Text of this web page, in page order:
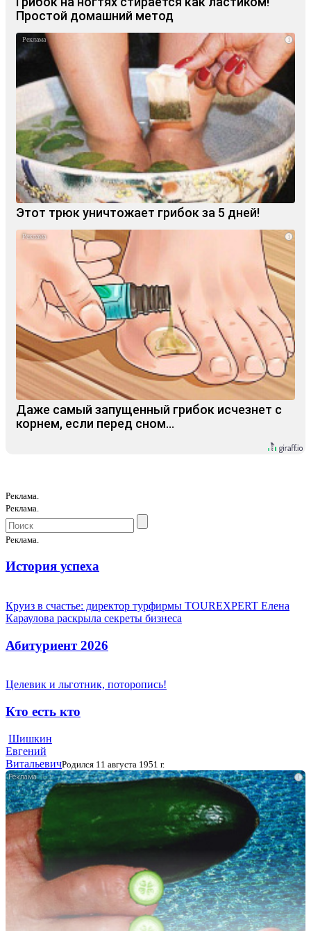
Простой домашний метод
i
Этот трюк уничтожает грибок за 5 дней!
i
Даже самый запущенный грибок исчезнет с
корнем, если перед сном…
Реклама.
Реклама.
Реклама.
История успеха
Круиз в счастье: директор турфирмы TOUREXPERT Елена
Караулова раскрыла секреты бизнеса
Абитуриент 2026
Целевик и льготник, поторопись!
Кто есть кто
Шишкин
Евгений
ВитальевичРодился 11 августа 1951 г.
i